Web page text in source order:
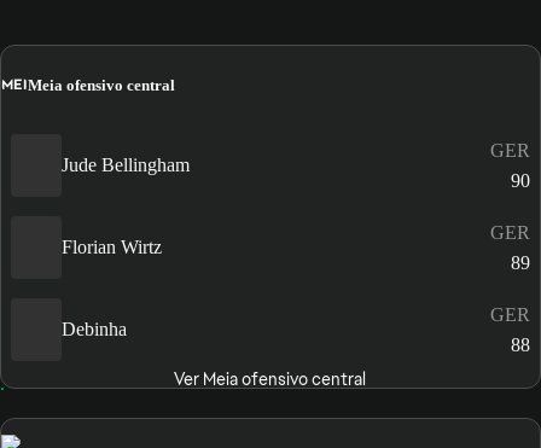
MEIMeia ofensivo central
Jude Bellingham
GER
90
Florian Wirtz
GER
89
Debinha
GER
88
Ver Meia ofensivo central